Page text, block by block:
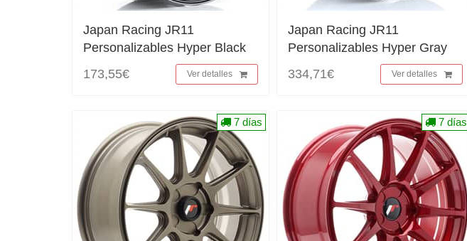
Japan Racing JR11
Personalizables Hyper Black
173,55€
Ver detalles
Japan Racing JR11
Personalizables Hyper Gray
334,71€
Ver detalles
7 días 7 días